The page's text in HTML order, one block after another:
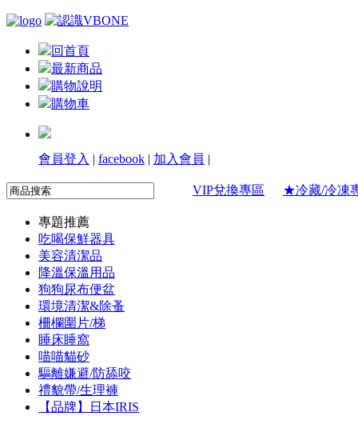
回首頁
最新商品
購物說明
購物車
會員登入 | facebook | 加入會員 |
VIP兌換專區 ★冷藏/冷凍
專題推薦
吃喝保鮮器具
美容清潔品
降溫保溫用品
狗狗尿布便盆
環境清潔&除蚤
柵欄圍片/梯
睡床睡窩
喵喵貓砂
驅離嫌避/防舔咬
禮貌帶/生理褲
【品牌】日本IRIS